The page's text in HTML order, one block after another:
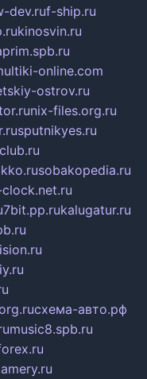
dev.ruf-ship.ru
kinosvin.ru
online.com
ostrov.ru
nix-files.org.ru
sputnikyes.ru
sobakopedia.ru
7bit.pp.rukalugatur.ru
схема-авто.рф
music8.spb.ru